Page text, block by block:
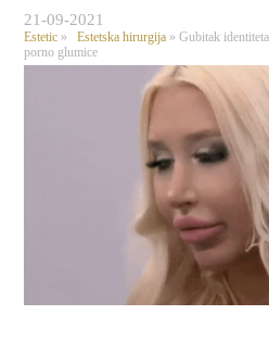
21-09-2021
Estetic » Estetska hirurgija » Gubitak
porno glumice